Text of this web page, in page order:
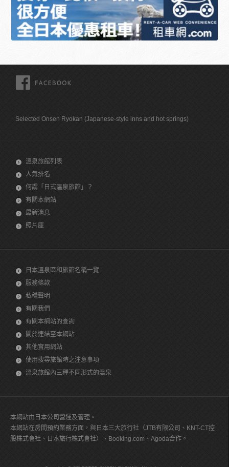
Selected Onsen Ryokan (Japanese-style inns and hot springs)
溫泉旅館列表
人氣排名
何謂「日式溫泉旅館」？
有關本網站
最新消息
照片庫
日本溫泉區和旅館名稱一覽
服務條款
私穩聲明
有關我們
有關本網站的查詢
關於連結至本網站
其他實用網站
使用搜尋旅館時之注意事項
溫泉旅館內三種不同形式的溫泉
本網站由日本公司營運及管理。
本網站在房間預約業務方面，與日本三大旅行社（JTB有限公司、KNT-CT控
股株式會社、日本旅行株式會社）、Booking.com、Agoda合作。